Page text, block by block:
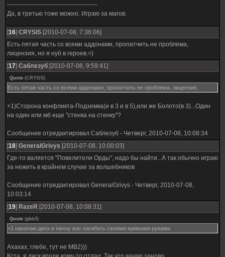
---------------------------------------------
Да, в третью тоже можно. Играю за магов.
[16] CRYSIS [2010-07-08, 7:36:06]
Есть пятая часть со всеми аддонами, пропатчить не проблема,
лицензия, но я нуб в героев.=)
[17] Саблезуб [2010-07-08, 9:59:41]
Quote (CRYSIS)
Есть пятая часть со всеми аддонами, пропатчить не проблема, лицензия,
+1)Сторона конфликта-Подземка(и в 3 и в 5),или же Болото(в 3)...Один
на один или мб еще ''стенка на стенку''?
Сообщение отредактировал Саблезуб - Четверг, 2010-07-08, 10:08:34
[18] GeneralGrivys [2010-07-08, 10:00:03]
Где-то валяется "Повелители Орды", надо бы найти...А так обычно играю
за нежить в крайнем случае за волшебников
Сообщение отредактировал GeneralGrivys - Четверг, 2010-07-08,
10:03:14
[19] RazeR [2010-07-08, 10:08:31]
Quote (gleb3)
+1 накопаю диск и начну вас нагибать своими кривыми руками
Ахахах, глебе, тут не МВ2)))